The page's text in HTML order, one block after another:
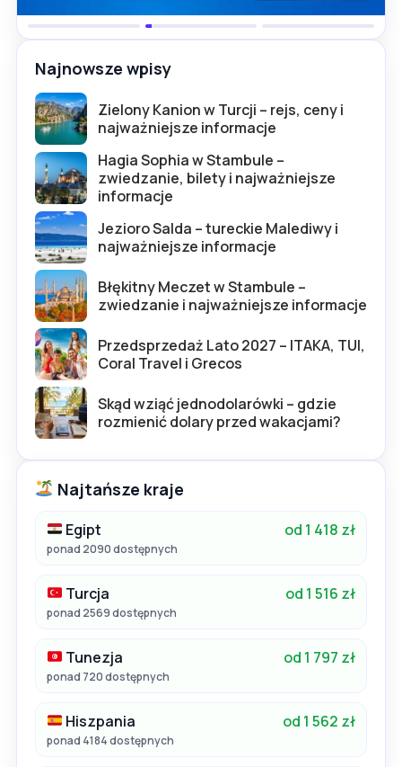
Najnowsze wpisy
Zielony Kanion w Turcji – rejs, ceny i
najważniejsze informacje
Hagia Sophia w Stambule –
zwiedzanie, bilety i najważniejsze
informacje
Jezioro Salda – tureckie Malediwy i
najważniejsze informacje
Błękitny Meczet w Stambule –
zwiedzanie i najważniejsze informacje
Przedsprzedaż Lato 2027 – ITAKA, TUI,
Coral Travel i Grecos
Skąd wziąć jednodolarówki – gdzie
rozmienić dolary przed wakacjami?
Najtańsze kraje
Egipt od 1 418 zł
ponad 2090 dostępnych
Turcja od 1 516 zł
ponad 2569 dostępnych
Tunezja od 1 797 zł
ponad 720 dostępnych
Hiszpania od 1 562 zł
ponad 4184 dostępnych